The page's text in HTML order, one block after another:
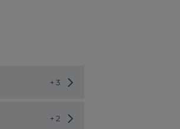
+ 3 Choisir une autre couleur
+ 2 Choisir une autre valeur